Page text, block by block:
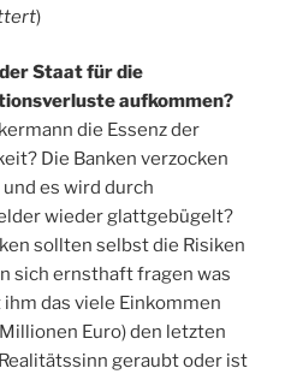
)
Staat für die
aufkommen?
die Essenz der
Die Banken verzocken
und es wird durch
wieder glattgebügelt?
sollten selbst die Risiken
sich ernsthaft fragen was
das viele Einkommen
Euro) den letzten
geraubt oder ist